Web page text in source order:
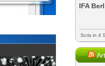
IFA
Scris in 4